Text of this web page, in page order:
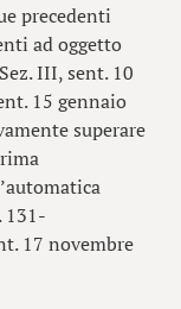
precedenti
ad oggetto
III, sent. 10
15 gennaio
superare
131-
17 novembre